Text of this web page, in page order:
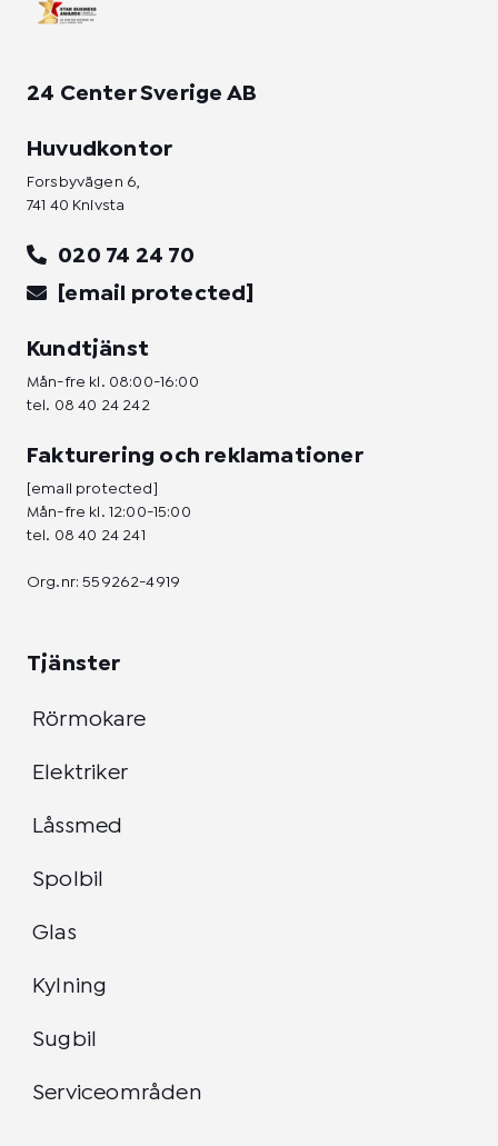
24 Center Sverige AB
Huvudkontor
Forsbyvägen 6,
741 40 Knivsta
020 74 24 70
[email protected]
Kundtjänst
Mån-fre kl. 08:00-16:00
tel. 08 40 24 242
Fakturering och reklamationer
[email protected]
Mån-fre kl. 12:00-15:00
tel. 08 40 24 241
Org.nr: 559262-4919
Tjänster
Rörmokare
Elektriker
Låssmed
Spolbil
Glas
Kylning
Sugbil
Serviceområden